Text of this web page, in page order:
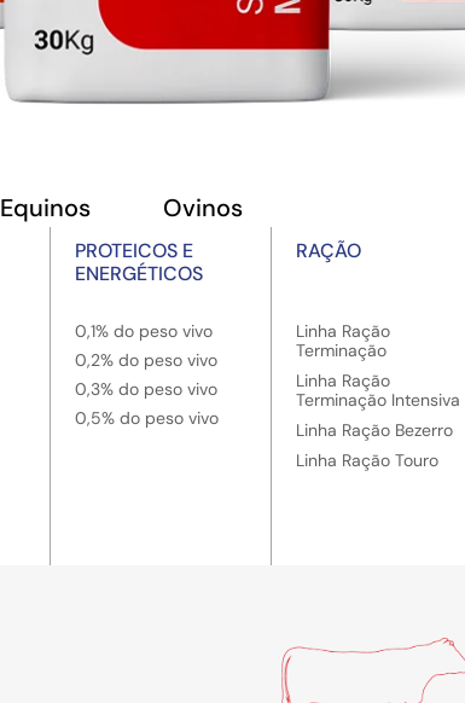
Equinos Ovinos
PROTEICOS E
ENERGÉTICOS
0,1% do peso vivo
0,2% do peso vivo
0,3% do peso vivo
0,5% do peso vivo
RAÇÃO
Linha Ração
Terminação
Linha Ração
Terminação Intensiva
Linha Ração Bezerro
Linha Ração Touro